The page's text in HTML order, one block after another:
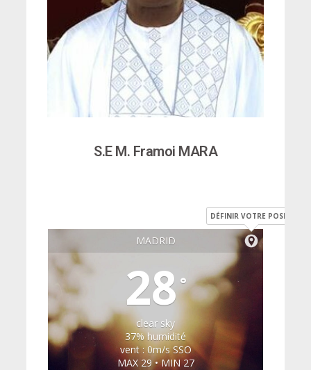
S.E M. Framoi MARA
MADRID
DÉFINIR VOTRE POSITION
28°
clear sky
37% humidité
vent : 0m/s SSO
MAX 29 • MIN 27